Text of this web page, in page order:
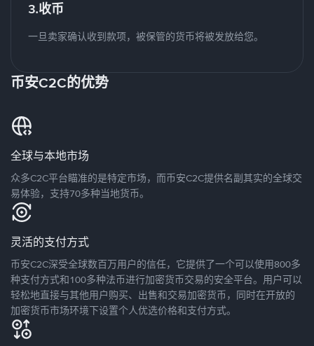
3.收币
一旦卖家确认收到款项，被保管的货币将被发放给您。
币安C2C的优势
全球与本地市场
众多C2C平台瞄准的是特定市场，而币安C2C提供名副其实的全球交
易体验，支持70多种当地货币。
灵活的支付方式
币安C2C深受全球数百万用户的信任，它提供了一个可以使用800多
种支付方式和100多种法币进行加密货币交易的安全平台。用户可以
轻松地直接与其他用户购买、出售和交易加密货币，同时在开放的
加密货币市场环境下设置个人优选价格和支付方式。